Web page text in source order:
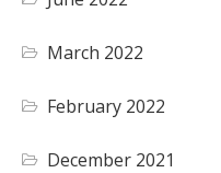
March 2022
February 2022
December 2021